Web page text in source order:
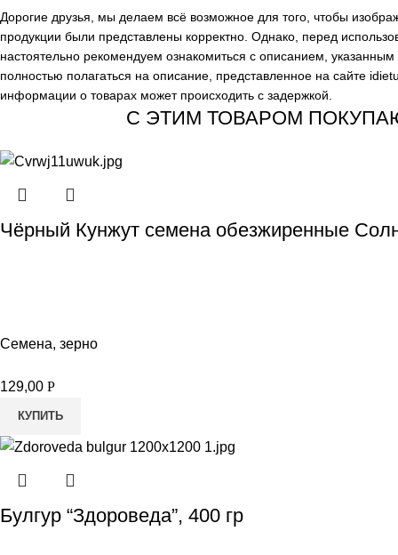
Дорогие друзья, мы делаем всё возможное для того, чтобы
продукции были представлены корректно. Однако, перед
настоятельно рекомендуем ознакомиться с описанием, указанным
полностью полагаться на описание, представленное на сайте
информации о товарах может происходить с задержкой.
С ЭТИМ ТОВАРОМ
Чёрный Кунжут семена обезжиренные
Семена, зерно
129,00 Р
КУПИТЬ
Булгур “Здороведа”, 400 гр